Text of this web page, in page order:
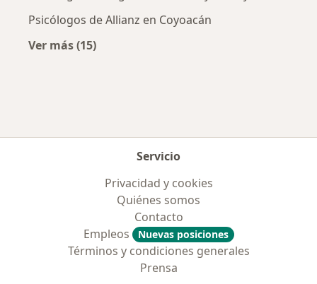
Psicólogos de Allianz en Coyoacán
Ver más (15)
Servicio
Privacidad y cookies
Quiénes somos
Contacto
Empleos
Nuevas posiciones
Términos y condiciones generales
Prensa